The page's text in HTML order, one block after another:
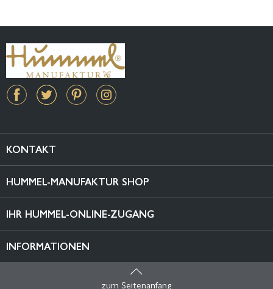
KONTAKT
HUMMEL-MANUFAKTUR SHOP
IHR HUMMEL-ONLINE-ZUGANG
INFORMATIONEN
zum Seitenanfang